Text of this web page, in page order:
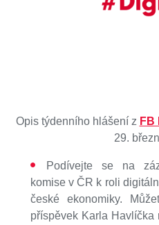
Opis týdenního hlášení z FB
29.
Podívejte se na
komise v ČR k roli
české ekonomiky.
příspěvek Karla Havlíčka